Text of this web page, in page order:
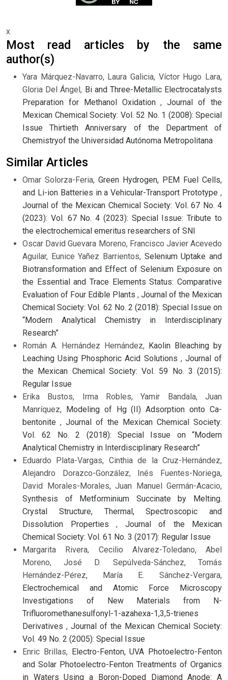
x
Most read articles by the same
author(s)
Yara Márquez-Navarro, Laura Galicia, Víctor Hugo Lara,
Gloria Del Ángel, Bi and Three-Metallic Electrocatalysts
Preparation for Methanol Oxidation,Journal of the
Mexican Chemical Society: Vol. 52 No. 1 (2008): Special
Issue Thirtieth Anniversary of the Department of
Chemistryof the Universidad Autónoma Metropolitana
Similar Articles
Omar Solorza-Feria, Green Hydrogen, PEM Fuel Cells,
and Li-ion Batteries in a Vehicular-Transport Prototype ,
Journal of the Mexican Chemical Society: Vol. 67 No. 4
(2023): Vol. 67 No. 4 (2023): Special Issue: Tribute to
the electrochemical emeritus researchers of SNI
Oscar David Guevara Moreno, Francisco Javier Acevedo
Aguilar, Eunice Yañez Barrientos, Selenium Uptake and
Biotransformation and Effect of Selenium Exposure on
the Essential and Trace Elements Status: Comparative
Evaluation of Four Edible Plants , Journal of the Mexican
Chemical Society: Vol. 62 No. 2 (2018): Special Issue on
“Modern Analytical Chemistry in Interdisciplinary
Research”
Román A. Hernández Hernández, Kaolin Bleaching by
Leaching Using Phosphoric Acid Solutions , Journal of
the Mexican Chemical Society: Vol. 59 No. 3 (2015):
Regular Issue
Erika Bustos, Irma Robles, Yamir Bandala, Juan
Manríquez, Modeling of Hg (II) Adsorption onto Ca-
bentonite , Journal of the Mexican Chemical Society:
Vol. 62 No. 2 (2018): Special Issue on “Modern
Analytical Chemistry in Interdisciplinary Research”
Eduardo Plata-Vargas, Cinthia de la Cruz-Hernández,
Alejandro Dorazco-González, Inés Fuentes-Noriega,
David Morales-Morales, Juan Manuel Germán-Acacio,
Synthesis of Metforminium Succinate by Melting.
Crystal Structure, Thermal, Spectroscopic and
Dissolution Properties , Journal of the Mexican
Chemical Society: Vol. 61 No. 3 (2017): Regular Issue
Margarita Rivera, Cecilio Alvarez-Toledano, Abel
Moreno, José D. Sepúlveda-Sánchez, Tomás
Hernández-Pérez, María E. Sánchez-Vergara,
Electrochemical and Atomic Force Microscopy
Investigations of New Materials from N-
Trifluoromethanesulfonyl-1-azahexa-1,3,5-trienes
Derivatives , Journal of the Mexican Chemical Society:
Vol. 49 No. 2 (2005): Special Issue
Enric Brillas, Electro-Fenton, UVA Photoelectro-Fenton
and Solar Photoelectro-Fenton Treatments of Organics
in Waters Using a Boron-Doped Diamond Anode: A